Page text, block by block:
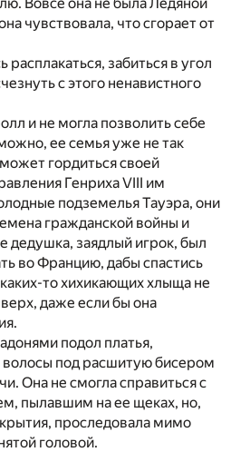
чувствовала, что сгорает от
расплакаться, забиться в угол
с этого ненавистного
и не могла позволить себе
ее семья уже не так
гордиться своей
Генриха VIII им
подземелья Тауэра, они
гражданской войны и
дедушка, заядлый игрок, был
во Францию, дабы спастись
то хихикающих хлыща не
даже если бы она
подол платья,
волосы под расшитую бисером
Она не смогла справиться с
пылавшим на ее щеках, но,
проследовала мимо
головой.